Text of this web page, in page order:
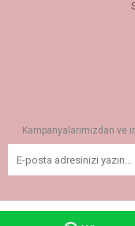
Kampanyalarımızdan